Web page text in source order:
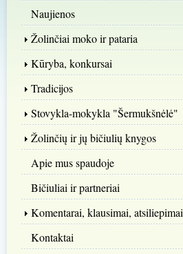
Naujienos
Žolinčiai moko ir pataria
Kūryba, konkursai
Tradicijos
Stovykla-mokykla "Šermukšnėlė"
Žolinčių ir jų bičiulių knygos
Apie mus spaudoje
Bičiuliai ir partneriai
Komentarai, klausimai, atsiliepimai
Kontaktai